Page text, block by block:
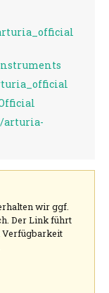
arturia-
wir ggf.
Der Link führt
Verfügbarkeit